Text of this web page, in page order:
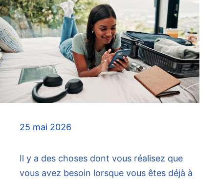
25 mai 2026
Il y a des choses dont vous réalisez que
vous avez besoin lorsque vous êtes déjà à